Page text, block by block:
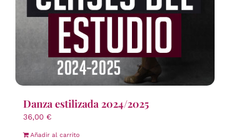
Danza estilizada 2024/2025
36,00 €
Añadir al carrito